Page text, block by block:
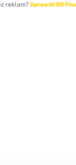
reklam? Sprawdź BR